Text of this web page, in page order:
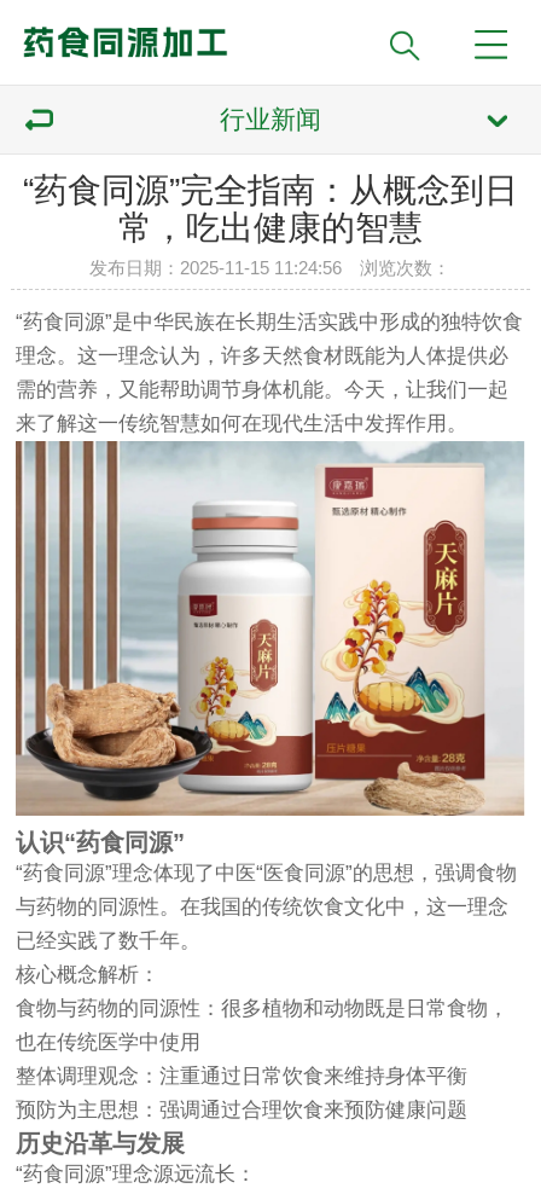
行业新闻
“药食同源”完全指南：从概念到日
常，吃出健康的智慧
发布日期：2025-11-15 11:24:56 浏览次数：
“药食同源”是中华民族在长期生活实践中形成的独特饮食
理念。这一理念认为，许多天然食材既能为人体提供必
需的营养，又能帮助调节身体机能。今天，让我们一起
来了解这一传统智慧如何在现代生活中发挥作用。
认识“药食同源”
“药食同源”理念体现了中医“医食同源”的思想，强调食物
与药物的同源性。在我国的传统饮食文化中，这一理念
已经实践了数千年。
核心概念解析：
食物与药物的同源性：很多植物和动物既是日常食物，
也在传统医学中使用
整体调理观念：注重通过日常饮食来维持身体平衡
预防为主思想：强调通过合理饮食来预防健康问题
历史沿革与发展
“药食同源”理念源远流长：